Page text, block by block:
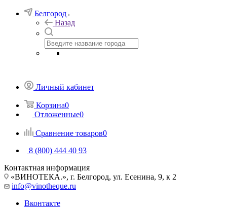
Белгород
Назад
Личный кабинет
Корзина0
Отложенные0
Сравнение товаров0
8 (800) 444 40 93
Контактная информация
«ВИНОТЕКА.», г. Белгород, ул. Есенина, 9, к 2
info@vinotheque.ru
Вконтакте